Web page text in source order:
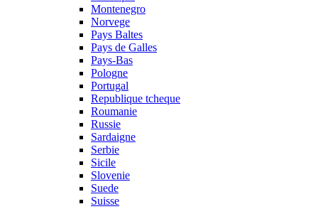
Montenegro
Norvege
Pays Baltes
Pays de Galles
Pays-Bas
Pologne
Portugal
Republique tcheque
Roumanie
Russie
Sardaigne
Serbie
Sicile
Slovenie
Suede
Suisse